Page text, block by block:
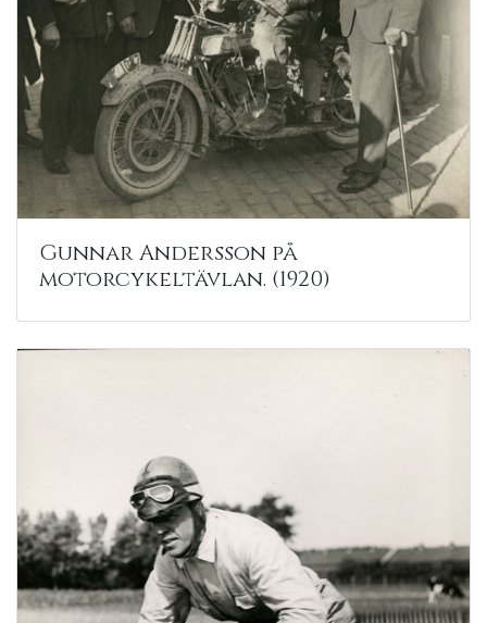
Gunnar Andersson på
motorcykeltävlan. (1920)